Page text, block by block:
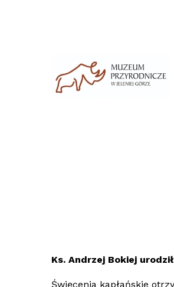
Ks. Andrzej Bokiej
Święcenia kapłańskie